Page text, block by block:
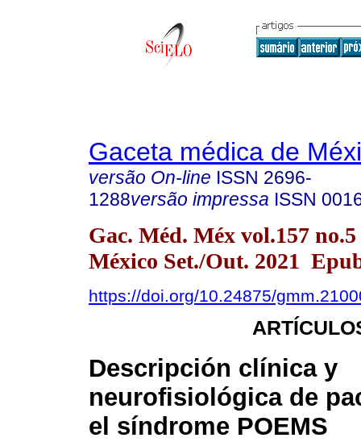
Gaceta médica de
versão On-line ISSN 2696-
1288versão impressa ISSN
Gac. Méd. Méx vol.157
México Set./Out. 2021
https://doi.org/10.24875/
Descripción clínica y
neurofisiológica de
el síndrome POEMS